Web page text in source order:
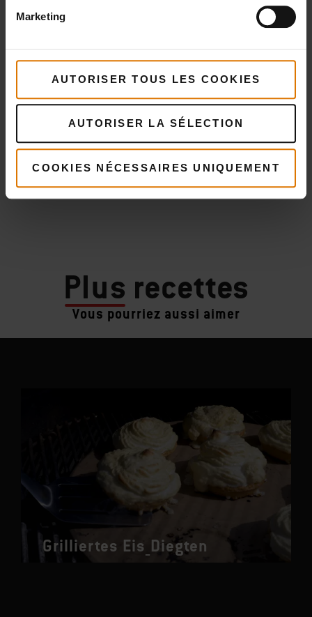
Marketing
AUTORISER TOUS LES COOKIES
AUTORISER LA SÉLECTION
COOKIES NÉCESSAIRES UNIQUEMENT
Plus recettes
Vous pourriez aussi aimer
Grilliertes Eis_Diegten